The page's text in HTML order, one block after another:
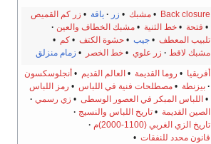
Back closure
•مشبك • زر ياقة • زر كم القميص
• فتحة •خط الثنية •مشبك الخطاف والعين
تلبيب المعطف •جيب •حشوة الكتف •كم •
مشبك لاقط
زر علوي •خط الخصر • زمام منزلق
أفريقيا • روما القديمة • العالم القديم • أنجلوسكسون
بيزنطة •مصطلحات فنية في اللباس • رمز اللباس
• اللباس المبكر في العصور الوسطى • زي رسمي
الصين القديمة •تاريخ اللباس والنسيج
تاريخ الزي الغربي (1100-2000)م
قانون محدد للنفقات •